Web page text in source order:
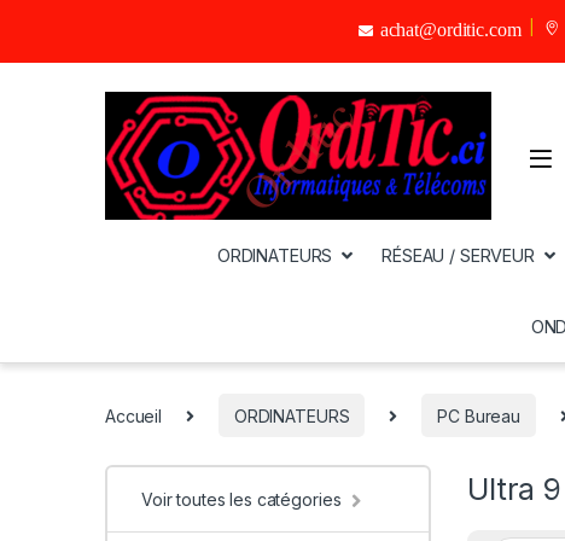
achat@orditic.com
ORDINATEURS RÉSEAU / SERVEUR
Accueil ORDINATEURS PC Bureau
Ultra 9
Voir toutes les catégories